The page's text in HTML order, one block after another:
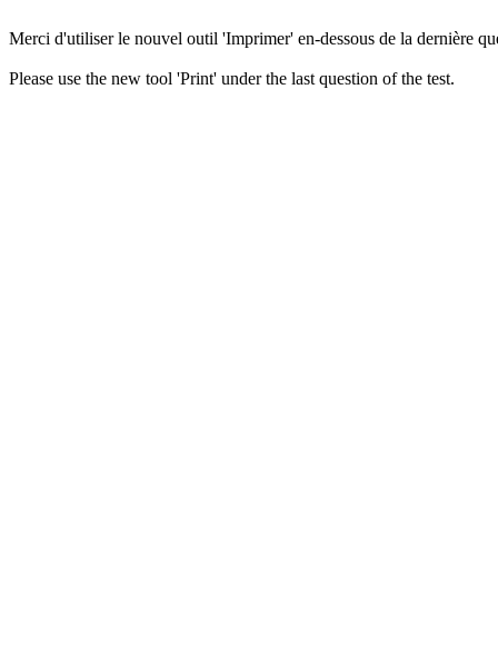
Merci d'utiliser le nouvel outil 'Imprimer' en-dessous de la dernière
Please use the new tool 'Print' under the last question of the test.